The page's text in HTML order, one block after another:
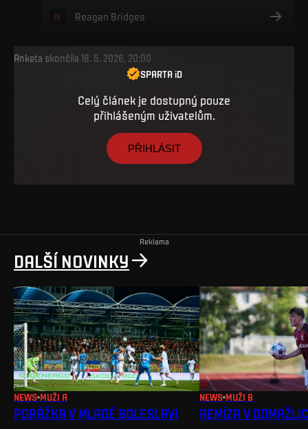
N Reagan Bridges
Anketa skončila 18. 5. 2026, 20:00
SPARTA iD
Celý článek je dostupný pouze
přihlášeným uživatelům.
PŘIHLÁSIT
Reklama
DALŠÍ NOVINKY
NEWS MUŽI A
PORÁŽKA V MLADÉ BOLESLAVI
NEWS MUŽI B
REMÍZA V